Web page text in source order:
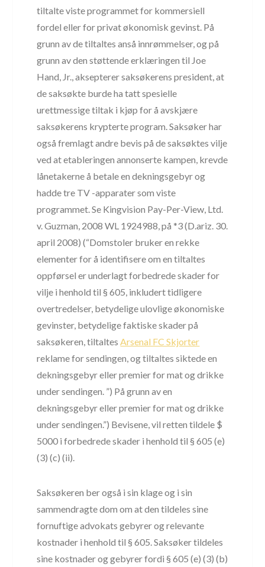
tiltalte viste programmet for kommersiell
fordel eller for privat økonomisk gevinst. På
grunn av de tiltaltes anså innrømmelser, og på
grunn av den støttende erklæringen til Joe
Hand, Jr., aksepterer saksøkerens president, at
de saksøkte burde ha tatt spesielle
urettmessige tiltak i kjøp for å avskjære
saksøkerens krypterte program. Saksøker har
også fremlagt andre bevis på de saksøktes vilje
ved at etableringen annonserte kampen, krevde
lånetakerne å betale en dekningsgebyr og
hadde tre TV -apparater som viste
programmet. Se Kingvision Pay-Per-View, Ltd.
v. Guzman, 2008 WL 1924988, på *3 (D.ariz. 30.
april 2008) (“Domstoler bruker en rekke
elementer for å identifisere om en tiltaltes
oppførsel er underlagt forbedrede skader for
vilje i henhold til § 605, inkludert tidligere
overtredelser, betydelige ulovlige økonomiske
gevinster, betydelige faktiske skader på
saksøkeren, tiltaltesArsenal FC Skjorter
reklame for sendingen, og tiltaltes siktede en
dekningsgebyr eller premier for mat og drikke
under sendingen. ”) På grunn av en
dekningsgebyr eller premier for mat og drikke
under sendingen.”) Bevisene, vil retten tildele $
5000 i forbedrede skader i henhold til § 605 (e)
(3) (c) (ii).
Saksøkeren ber også i sin klage og i sin
sammendragte dom om at den tildeles sine
fornuftige advokats gebyrer og relevante
kostnader i henhold til § 605. Saksøker tildeles
sine kostnader og gebyrer fordi § 605 (e) (3) (b)